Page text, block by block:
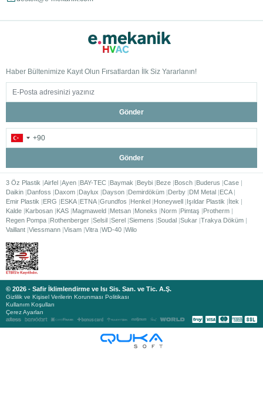
Haber Bültenimize Kayıt Olun Fırsatlardan İlk Siz Yararlanın!
Gönder
Gönder
3 Öz Plastik Airfel Ayen BAY-TEC Baymak Beybi Beze Bosch Buderus Case
Daikin Danfoss Daxom Daylux Dayson Demirdöküm Derby DM Metal ECA
Emir Plastik
ERG ESKA ETNA Grundfos Henkel Honeywell Işıldar Plastik
İtek
Kalde Karbosan KAS Magmaweld Metsan Moneks Norm Pimtaş
Protherm
Regen Pompa Rothenberger Selsil Serel Siemens Soudal Sukar Trakya Döküm
Vaillant Viessmann Visam Vitra WD-40 Wilo
© 2026 - Safir İklimlendirme ve Isı Sis. San. ve Tic. A.Ş.
Gizlilik ve Kişisel Verilerin Korunması Politikası
Kullanım Koşulları
Çerez Ayarları